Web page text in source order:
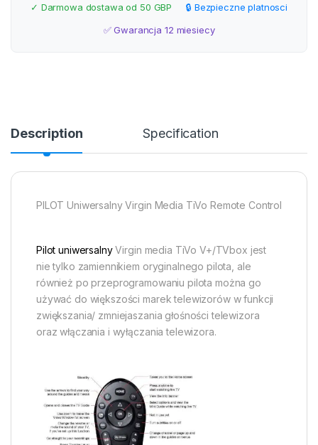
✓ Darmowa dostawa od 50 GBP
🔒 Bezpieczne platnosci
✅ Gwarancja 12 miesiecy
Description Specification
PILOT Uniwersalny Virgin Media TiVo Remote Control
Pilot uniwersalnyVirgin media TiVo V+/TVbox jest
nie tylko zamiennikiem oryginalnego pilota, ale
również po przeprogramowaniu pilota można go
używać do większości marek telewizorów w funkcji
zwiększania/ zmniejaszania głośności telewizora
oraz włączania i wyłączania telewizora.